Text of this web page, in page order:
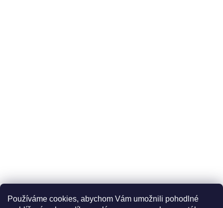
Používáme cookies, abychom Vám umožnili pohodlné